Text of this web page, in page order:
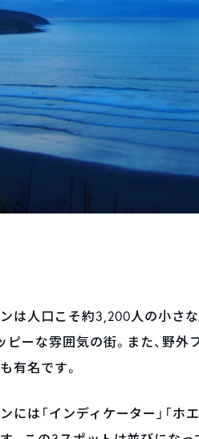
は人口こそ約3,200人の小さ
ピーな雰囲気の街。また、野
有名です。
には「インディケーター」「ホ